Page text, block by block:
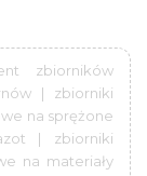
zbiorników
| zbiorniki
na sprężone
| zbiorniki
na materiały